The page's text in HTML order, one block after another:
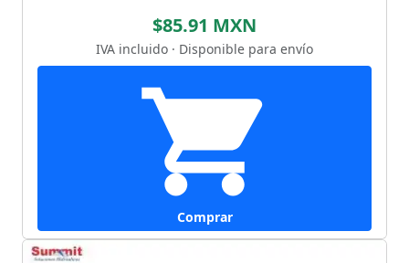
$85.91 MXN
IVA incluido · Disponible para envío
Comprar